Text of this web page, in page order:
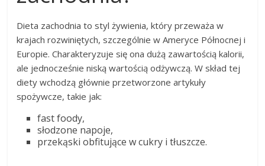
Dieta zachodnia to styl żywienia, który przeważa w
krajach rozwiniętych, szczególnie w Ameryce Północnej i
Europie. Charakteryzuje się ona dużą zawartością kalorii,
ale jednocześnie niską wartością odżywczą. W skład tej
diety wchodzą głównie przetworzone artykuły
spożywcze, takie jak:
fast foody,
słodzone napoje,
przekąski obfitujące w cukry i tłuszcze.